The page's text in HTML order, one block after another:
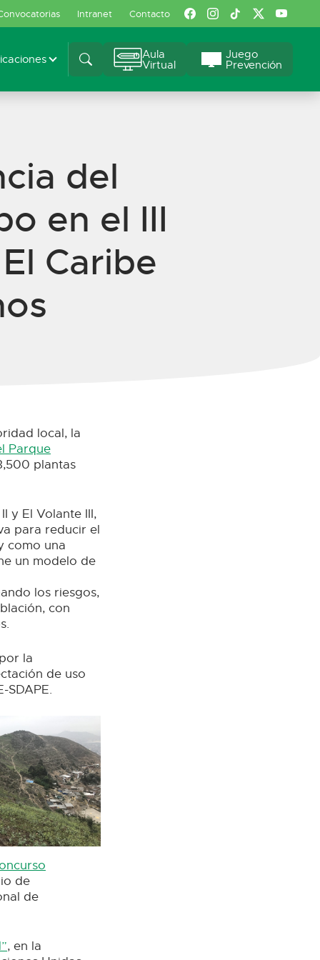
Intranet Contacto
Aula
Virtual
Juego
Prevención
del
en el III
Caribe
local, la
Parque
plantas
y El Volante III,
para reducir el
como una
un modelo de
los riesgos,
con
la
de uso
SDAPE.
de
de
, en la